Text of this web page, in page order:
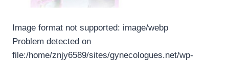
Image format not supported: image/webp
Problem detected on
file:/home/znjy6589/sites/gynecologues.net/wp-